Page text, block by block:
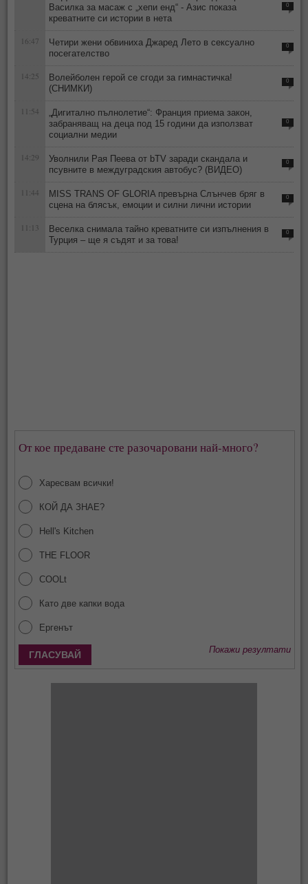
Василка за масаж с „хепи енд“ - Азис показа
креватните си истории в нета
0
16:47
Четири жени обвиниха Джаред Лето в сексуално
посегателство
0
14:25
Волейболен герой се сгоди за гимнастичка!
(СНИМКИ)
0
11:54
„Дигитално пълнолетие“: Франция приема закон,
забраняващ на деца под 15 години да използват
социални медии
0
14:29
Уволнили Рая Пеева от bTV заради скандала и
псувните в междуградския автобус? (ВИДЕО)
0
11:44
MISS TRANS OF GLORIA превърна Слънчев бряг в
сцена на блясък, емоции и силни лични истории
0
11:13
Веселка снимала тайно креватните си изпълнения в
Турция – ще я съдят и за това!
0
От кое предаване сте разочаровани най-много?
Харесвам всички!
КОЙ ДА ЗНАЕ?
Hell's Kitchen
THE FLOOR
COOLt
Като две капки вода
Ергенът
Покажи резултати